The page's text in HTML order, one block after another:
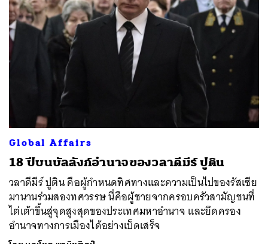
Global Affairs
18 ปีบนบัลลังก์อำนาจของวลาดีมีร์ ปูติน
วลาดีมีร์ ปูติน คือผู้กำหนดทิศทางและความเป็นไปของรัสเซีย
มานานร่วมสองทศวรรษ นี่คือผู้ชายจากครอบครัวสามัญชนที่
ไต่เต้าขึ้นสู่จุดสูงสุดของประเทศมหาอำนาจ และยึดครอง
อำนาจทางการเมืองได้อย่างเบ็ดเสร็จ